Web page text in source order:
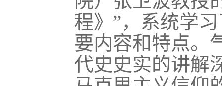
程》 ”，系统学习
要内容和特点。
代史史实的讲解